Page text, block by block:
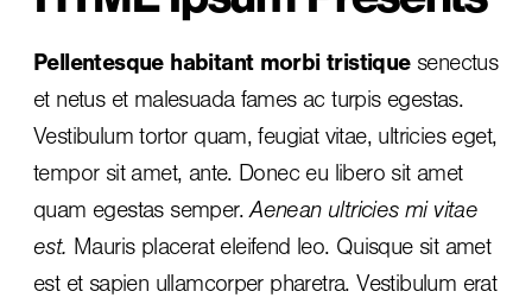
Pellentesque habitant morbi tristiquesenectus
et netus et malesuada fames ac turpis egestas.
Vestibulum tortor quam, feugiat vitae, ultricies eget,
tempor sit amet, ante. Donec eu libero sit amet
quam egestas semper.Aenean ultricies mi vitae
est. Mauris placerat eleifend leo. Quisque sit amet
est et sapien ullamcorper pharetra. Vestibulum erat